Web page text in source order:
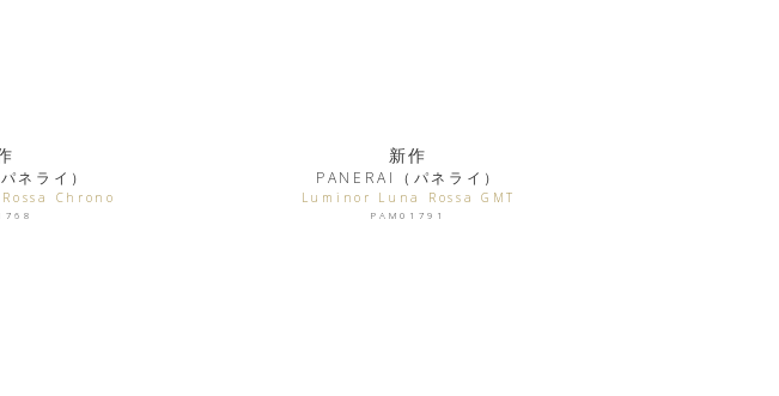
ネライ）
Chrono
新作
PANERAI（パネライ）
Luminor Luna Rossa GMT
PAM01791